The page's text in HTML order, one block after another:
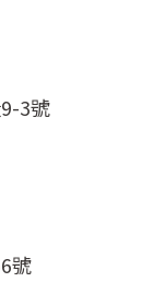
3號
號